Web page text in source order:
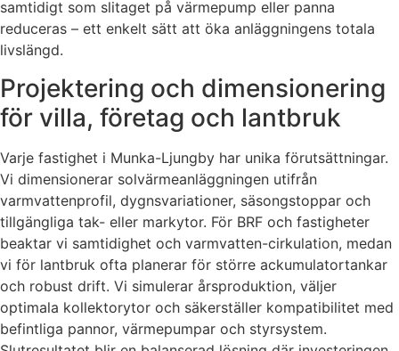
samtidigt som slitaget på värmepump eller panna
reduceras – ett enkelt sätt att öka anläggningens totala
livslängd.
Projektering och dimensionering
för villa, företag och lantbruk
Varje fastighet i Munka-Ljungby har unika förutsättningar.
Vi dimensionerar solvärmeanläggningen utifrån
varmvattenprofil, dygnsvariationer, säsongstoppar och
tillgängliga tak- eller markytor. För BRF och fastigheter
beaktar vi samtidighet och varmvatten-cirkulation, medan
vi för lantbruk ofta planerar för större ackumulatortankar
och robust drift. Vi simulerar årsproduktion, väljer
optimala kollektorytor och säkerställer kompatibilitet med
befintliga pannor, värmepumpar och styrsystem.